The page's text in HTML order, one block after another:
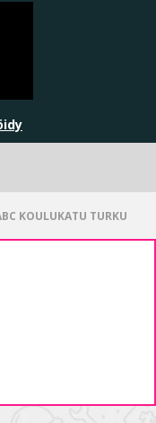
KOULUKATU TURKU